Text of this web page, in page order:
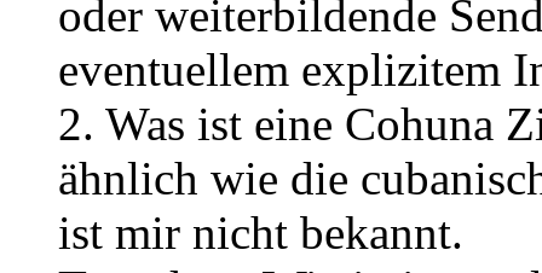
oder weiterbildende
eventuellem explizitem
2. Was ist eine Cohuna
ähnlich wie die
ist mir nicht bekannt.